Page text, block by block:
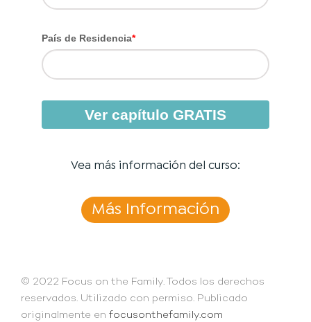
País de Residencia*
Ver capítulo GRATIS
Vea más información del curso:
Más Información
© 2022 Focus on the Family. Todos los derechos
reservados. Utilizado con permiso. Publicado
originalmente en focusonthefamily.com